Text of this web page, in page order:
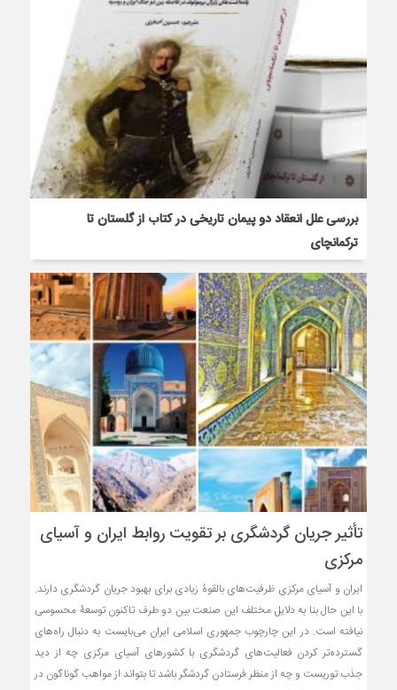
بررسی علل انعقاد دو پیمان‌ تاریخی در کتاب از گلستان تا
ترکمانچای
تأثیر جریان گردشگری بر تقویت روابط ایران و آسیای
مرکزی
ایران و آسیای مرکزی ظرفیت‌های بالقوۀ زیادی برای بهبود جریان گردشگری دارند.
با این حال بنا به دلایل مختلف این صنعت بین دو طرف تاکنون توسعۀ محسوسی
نیافته است. در این چارچوب جمهوری‌ اسلامی ایران می‌بایست به دنبال راه‌های
گسترده‌تر کردن فعالیت‌های گردشگری با کشورهای آسیای مرکزی چه از دید
جذب توریست و چه از منظر فرستادن گردشگر باشد تا بتواند از مواهب گوناگون در